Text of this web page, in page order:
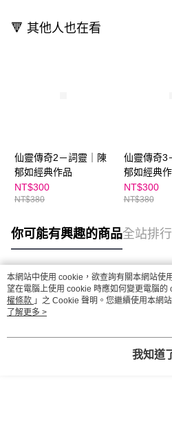
🔻 其他人也在看
仙靈傳奇2－詞靈｜陳
郁如經典作品
NT$300
NT$380
仙靈傳奇3
郁如經典
NT$300
NT$380
你可能有興趣的商品全站排行
熱門標籤
本網站中使用 cookie，欲查詢有關本網站使
望在電腦上使用 cookie 時應如何變更電腦的
權條款 」之 Cookie 聲明。您繼續使用本網
用條款之 Cookie 聲明使用 cookie。
了解更多 >
我知道